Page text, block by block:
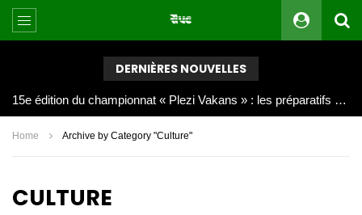
DERNIÈRES NOUVELLES
Joy Clerf Derisier, sur les traces de son père : évangéliser par la musique
Home Archive by Category "Culture"
CULTURE